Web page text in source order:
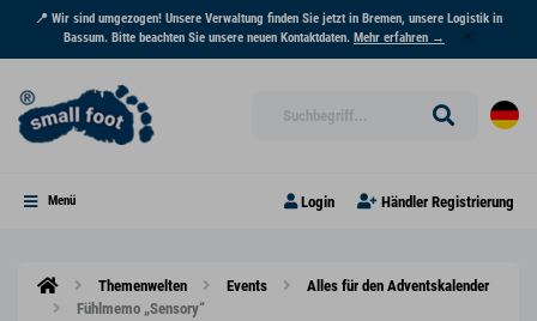
📍 Wir sind umgezogen! Unsere Verwaltung finden Sie jetzt in Bremen, unsere Logistik in
Bassum. Bitte beachten Sie unsere neuen Kontaktdaten. Mehr erfahren →
Menü Login Händler Registrierung
Themenwelten Events
Alles für den Adventskalender
Fühlmemo „Sensory“